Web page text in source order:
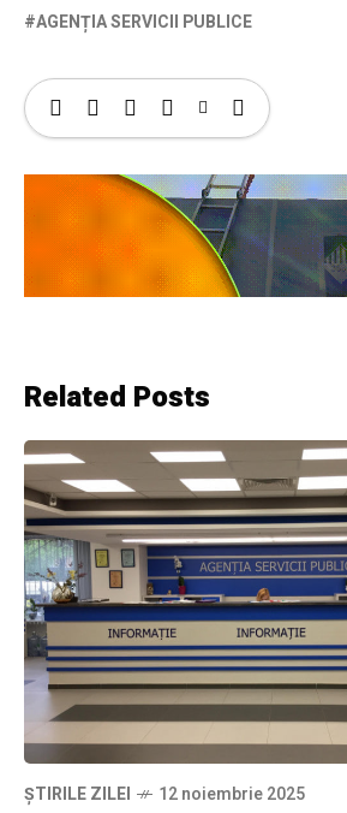
AGENȚIA SERVICII PUBLICE
Related Posts
ȘTIRILE ZILEI 12 noiembrie 2025